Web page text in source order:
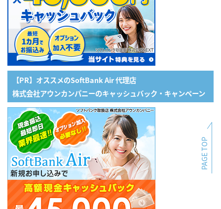
【PR】オススメのSoftBank Air 代理店
株式会社アウンカンパニーのキャッシュバック・キャンペーン
PAGE TOP